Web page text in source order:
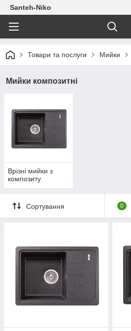
Santeh-Niko
Товари та послуги Мийки
Мийки композитні
Врізні мийки з
композиту
Сортування 0